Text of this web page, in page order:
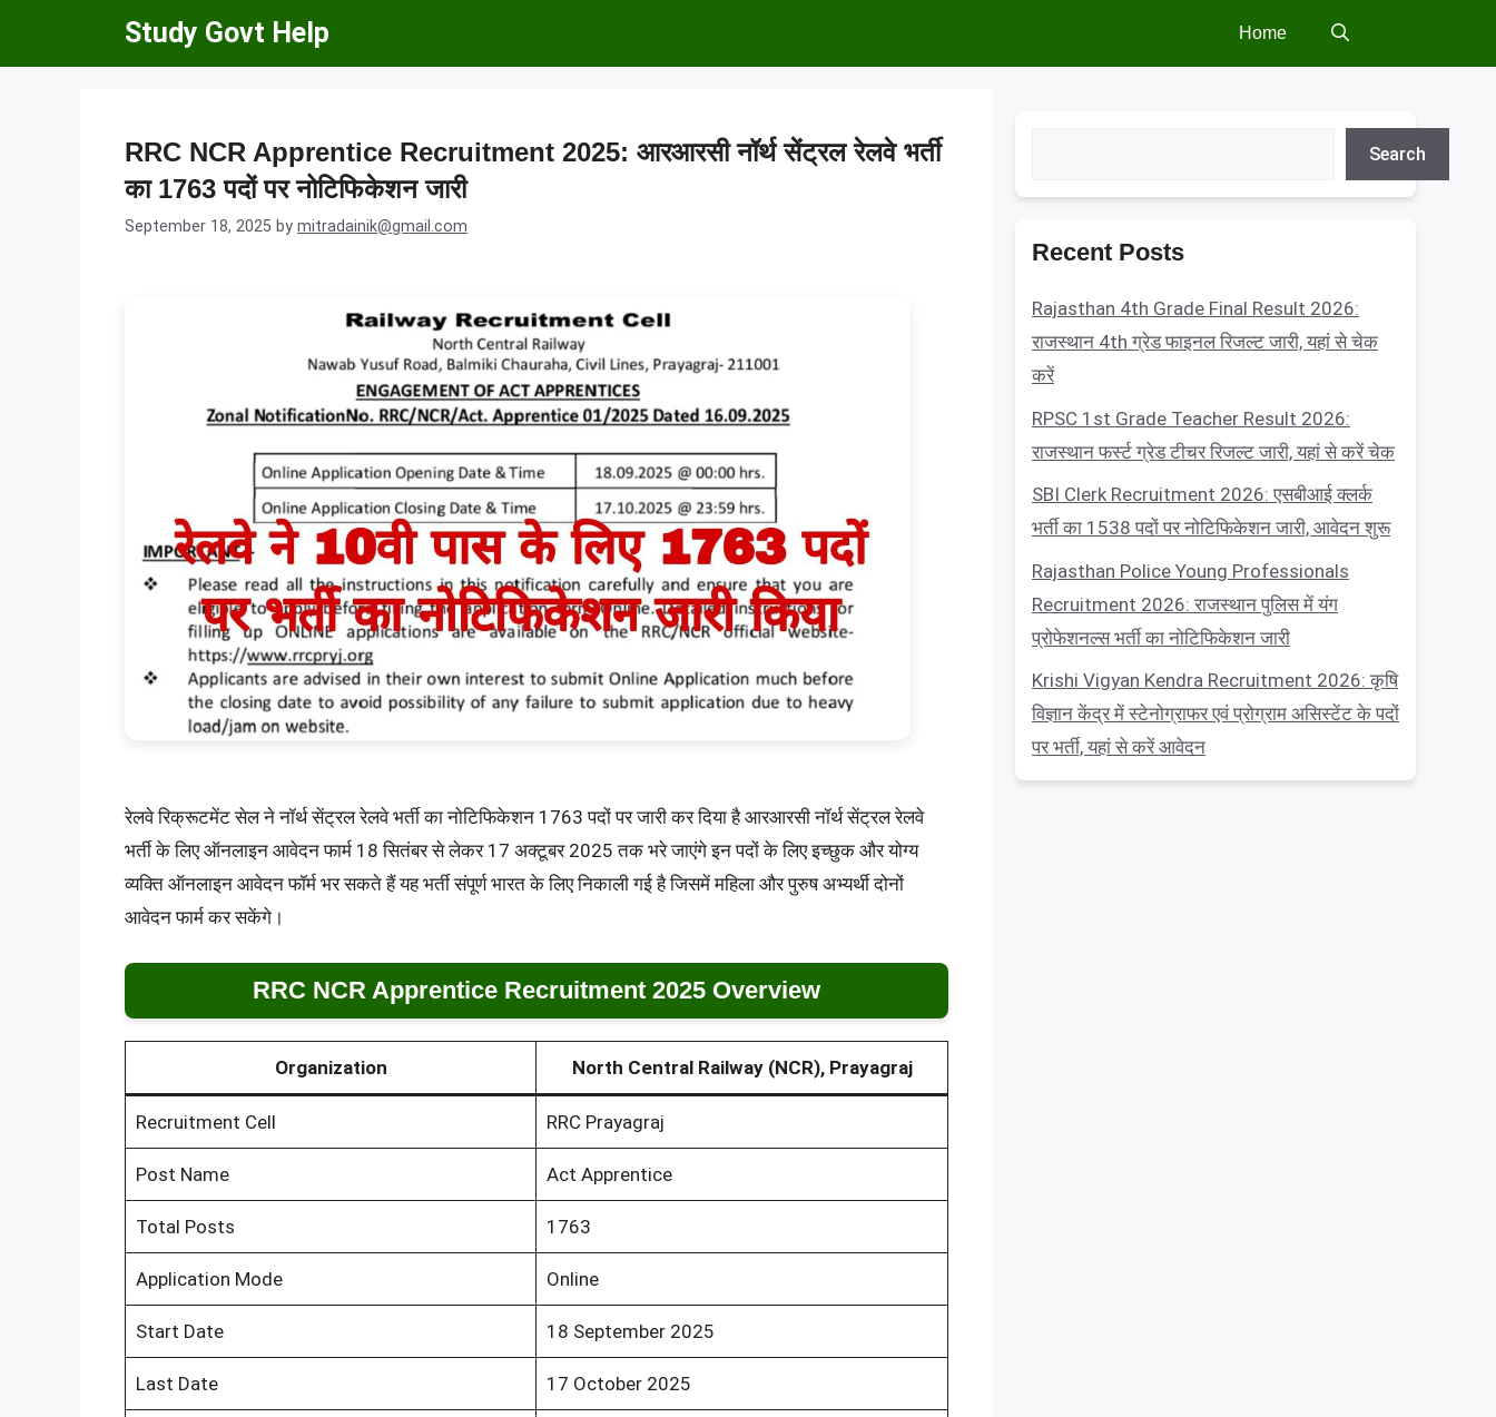
Study Govt Help Home
RRC NCR Apprentice Recruitment 2025: आरआरसी नॉर्थ सेंट्रल रेलवे भर्ती
का 1763 पदों पर नोटिफिकेशन जारी
September 18, 2025 by mitradainik@gmail.com
रेलवे रिक्रूटमेंट सेल ने नॉर्थ सेंट्रल रेलवे भर्ती का नोटिफिकेशन 1763 पदों पर जारी कर दिया है आरआरसी नॉर्थ सेंट्रल रेलवे
भर्ती के लिए ऑनलाइन आवेदन फार्म 18 सितंबर से लेकर 17 अक्टूबर 2025 तक भरे जाएंगे इन पदों के लिए इच्छुक और योग्य
व्यक्ति ऑनलाइन आवेदन फॉर्म भर सकते हैं यह भर्ती संपूर्ण भारत के लिए निकाली गई है जिसमें महिला और पुरुष अभ्यर्थी दोनों
आवेदन फार्म कर सकेंगे।
RRC NCR Apprentice Recruitment 2025 Overview
Organization North Central Railway (NCR), Prayagraj
Recruitment Cell RRC Prayagraj
Post Name Act Apprentice
Total Posts 1763
Application Mode Online
Start Date 18 September 2025
Last Date 17 October 2025
Search
Recent Posts
Rajasthan 4th Grade Final Result 2026:
राजस्थान 4th ग्रेड फाइनल रिजल्ट जारी, यहां से चेक
करें
RPSC 1st Grade Teacher Result 2026:
राजस्थान फर्स्ट ग्रेड टीचर रिजल्ट जारी, यहां से करें चेक
SBI Clerk Recruitment 2026: एसबीआई क्लर्क
भर्ती का 1538 पदों पर नोटिफिकेशन जारी, आवेदन शुरू
Rajasthan Police Young Professionals
Recruitment 2026: राजस्थान पुलिस में यंग
प्रोफेशनल्स भर्ती का नोटिफिकेशन जारी
Krishi Vigyan Kendra Recruitment 2026: कृषि
विज्ञान केंद्र में स्टेनोग्राफर एवं प्रोग्राम असिस्टेंट के पदों
पर भर्ती, यहां से करें आवेदन